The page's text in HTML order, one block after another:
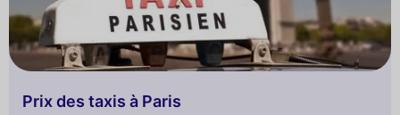
Prix des taxis à Paris